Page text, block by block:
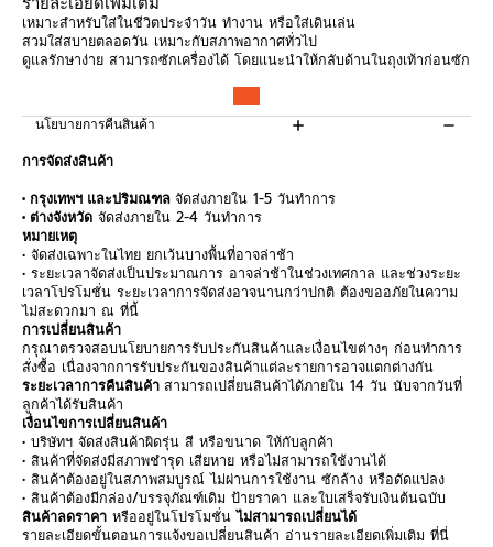
เหมาะสำหรับใส่ในชีวิตประจำวัน ทำงาน หรือใส่เดินเล่น
สวมใส่สบายตลอดวัน เหมาะกับสภาพอากาศทั่วไป
ดูแลรักษาง่าย สามารถซักเครื่องได้ โดยแนะนำให้กลับด้านในถุงเท้าก่อนซัก
นโยบายการคืนสินค้า
การจัดส่งสินค้า
• กรุงเทพฯ และปริมณฑล จัดส่งภายใน 1-5 วันทำการ
• ต่างจังหวัด จัดส่งภายใน 2-4 วันทำการ
หมายเหตุ
• จัดส่งเฉพาะในไทย ยกเว้นบางพื้นที่อาจล่าช้า
• ระยะเวลาจัดส่งเป็นประมาณการ อาจล่าช้าในช่วงเทศกาล และช่วงระยะ
เวลาโปรโมชั่น ระยะเวลาการจัดส่งอาจนานกว่าปกติ ต้องขออภัยในความ
ไม่สะดวกมา ณ ที่นี้
การเปลี่ยนสินค้า
กรุณาตรวจสอบนโยบายการรับประกันสินค้าและเงื่อนไขต่างๆ ก่อนทำการ
สั่งซื้อ เนื่องจากการรับประกันของสินค้าแต่ละรายการอาจแตกต่างกัน
ระยะเวลาการคืนสินค้า สามารถเปลี่ยนสินค้าได้ภายใน 14 วัน นับจากวันที่
ลูกค้าได้รับสินค้า
เงื่อนไขการเปลี่ยนสินค้า
• บริษัทฯ จัดส่งสินค้าผิดรุ่น สี หรือขนาด ให้กับลูกค้า
• สินค้าที่จัดส่งมีสภาพชำรุด เสียหาย หรือไม่สามารถใช้งานได้
• สินค้าต้องอยู่ในสภาพสมบูรณ์ ไม่ผ่านการใช้งาน ซักล้าง หรือดัดแปลง
• สินค้าต้องมีกล่อง/บรรจุภัณฑ์เดิม ป้ายราคา และใบเสร็จรับเงินต้นฉบับ
สินค้าลดราคา หรืออยู่ในโปรโมชั่นไม่สามารถเปลี่ยนได้
รายละเอียดขั้นตอนการแจ้งขอเปลี่ยนสินค้า อ่านรายละเอียดเพิ่มเติม ที่นี่